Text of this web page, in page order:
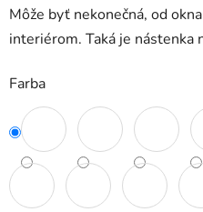
Môže byť nekonečná, od
interiérom. Taká je nástenka
Farba